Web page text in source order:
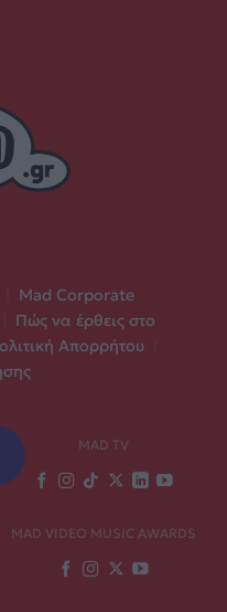
Mad Corporate
Πώς να έρθεις στο
Απορρήτου
MAD TV
MAD VIDEO MUSIC AWARDS